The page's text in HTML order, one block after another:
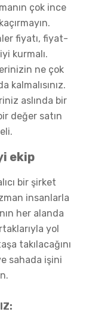
çok ince
fiyatı, fiyat-
kurmalı.
ne çok
kalmalısınız.
aslında bir
değer satın
ekip
bir şirket
insanlarla
her alanda
yol
takılacağını
sahada işini